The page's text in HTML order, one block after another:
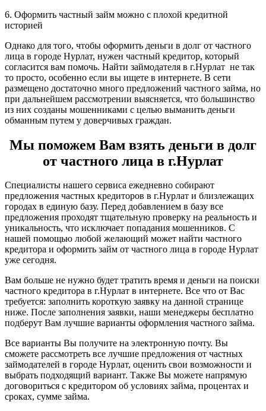
6. Оформить частный займ можно с плохой кредитной
историей
Однако для того, чтобы оформить деньги в долг от частного
лица в городе Нурлат, нужен частный кредитор, который
согласится вам помочь. Найти займодателя в г.Нурлат не так
то просто, особенно если вы ищете в интернете. В сети
размещено достаточно много предложений частного займа, но
при дальнейшем рассмотрении выясняется, что большинство
из них созданы мошенниками с целью выманить деньги
обманным путем у доверчивых граждан.
Мы поможем Вам взять деньги в долг
от частного лица в г.Нурлат
Специалисты нашего сервиса ежедневно собирают
предложения частных кредиторов в г.Нурлат и близлежащих
городах в единую базу. Перед добавлением в базу все
предложения проходят тщательную проверку на реальность и
уникальность, что исключает попадания мошенников. С
нашей помощью любой желающий может найти частного
кредитора и оформить займ от частного лица в городе Нурлат
уже сегодня.
Вам больше не нужно будет тратить время и деньги на поиски
частного кредитора в г.Нурлат в интернете. Все что от Вас
требуется: заполнить короткую заявку на данной странице
ниже. После заполнения заявки, наши менеджеры бесплатно
подберут Вам лучшие варианты оформления частного займа.
Все варианты Вы получите на электронную почту. Вы
сможете рассмотреть все лучшие предложения от частных
займодателей в городе Нурлат, оценить свои возможности и
выбрать подходящий вариант. Также Вы можете напрямую
договориться с кредитором об условиях займа, процентах и
сроках, сумме займа.